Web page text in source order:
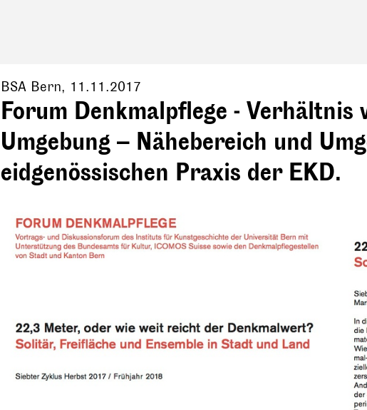
BSA Bern, 11.11.2017
Forum Denkmalpflege - Verhältnis
Umgebung – Nähebereich und
eidgenössischen Praxis der EKD.